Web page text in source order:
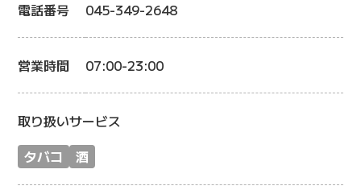
電話番号 045-349-2648
営業時間 07:00-23:00
取り扱いサービス
タバコ
酒